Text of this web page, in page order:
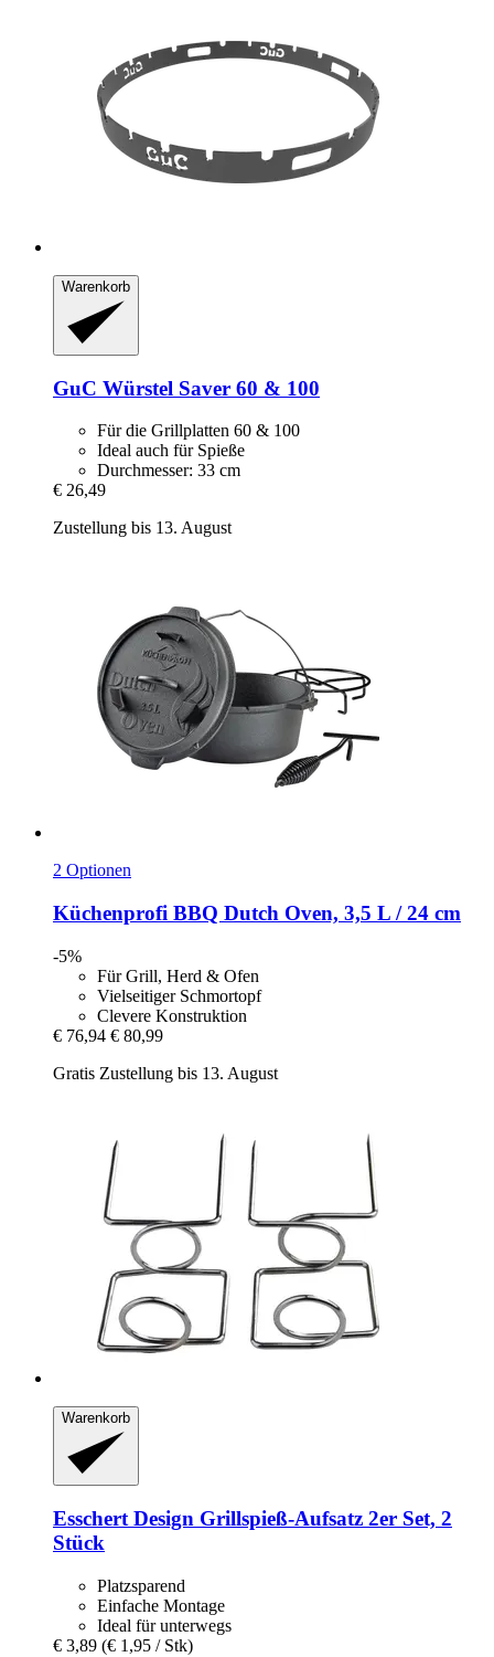
Warenkorb
GuC Würstel Saver 60 & 100
Für die Grillplatten 60 & 100
Ideal auch für Spieße
Durchmesser: 33 cm
€ 26,49
Zustellung bis 13. August
2 Optionen
Küchenprofi BBQ Dutch Oven, 3,5 L / 24 cm
-5%
Für Grill, Herd & Ofen
Vielseitiger Schmortopf
Clevere Konstruktion
€ 76,94 € 80,99
Gratis Zustellung bis 13. August
Warenkorb
Esschert Design Grillspieß-​Aufsatz 2er Set, 2
Stück
Platzsparend
Einfache Montage
Ideal für unterwegs
€ 3,89 (€ 1,95 / Stk)